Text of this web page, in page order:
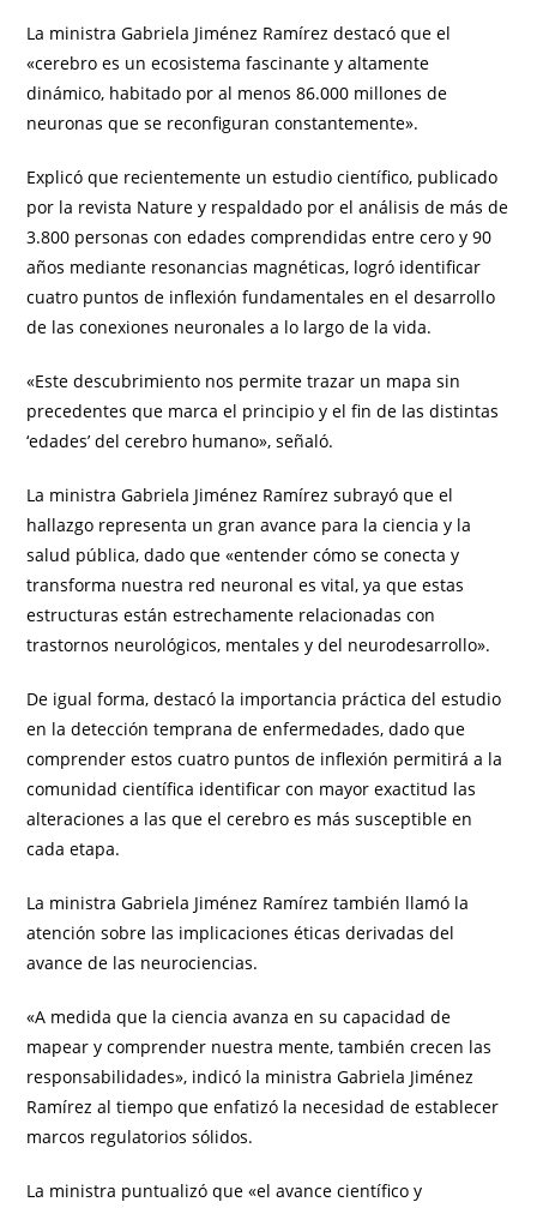
La ministra Gabriela Jiménez Ramírez destacó que el
«cerebro es un ecosistema fascinante y altamente
dinámico, habitado por al menos 86.000 millones de
neuronas que se reconfiguran constantemente».
Explicó que recientemente un estudio científico, publicado
por la revista Nature y respaldado por el análisis de más de
3.800 personas con edades comprendidas entre cero y 90
años mediante resonancias magnéticas, logró identificar
cuatro puntos de inflexión fundamentales en el desarrollo
de las conexiones neuronales a lo largo de la vida.
«Este descubrimiento nos permite trazar un mapa sin
precedentes que marca el principio y el fin de las distintas
‘edades’ del cerebro humano», señaló.
La ministra Gabriela Jiménez Ramírez subrayó que el
hallazgo representa un gran avance para la ciencia y la
salud pública, dado que «entender cómo se conecta y
transforma nuestra red neuronal es vital, ya que estas
estructuras están estrechamente relacionadas con
trastornos neurológicos, mentales y del neurodesarrollo».
De igual forma, destacó la importancia práctica del estudio
en la detección temprana de enfermedades, dado que
comprender estos cuatro puntos de inflexión permitirá a la
comunidad científica identificar con mayor exactitud las
alteraciones a las que el cerebro es más susceptible en
cada etapa.
La ministra Gabriela Jiménez Ramírez también llamó la
atención sobre las implicaciones éticas derivadas del
avance de las neurociencias.
«A medida que la ciencia avanza en su capacidad de
mapear y comprender nuestra mente, también crecen las
responsabilidades», indicó la ministra Gabriela Jiménez
Ramírez al tiempo que enfatizó la necesidad de establecer
marcos regulatorios sólidos.
La ministra puntualizó que «el avance científico y